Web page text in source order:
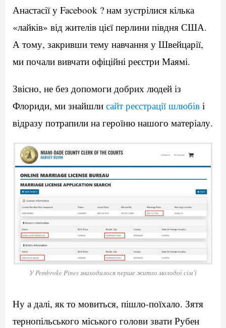
Анастасії у Facebook ? нам зустрілися кілька
«лайків» від жителів цієї перлини півдня США.
А тому, закривши тему навчання у Швейцарії,
ми почали вивчати офіційні реєстри Маямі.
Звісно, не без допомоги добрих людей із
Флориди, ми знайшли сайт реєстрації шлюбів і
відразу потрапили на героїню нашого матеріалу.
У Pembroke Pines знаходилося перше житло молодої сім’ї
Ну а далі, як то мовиться, пішло-поїхало. Зятя
тернопільського міського голови звати Рубен